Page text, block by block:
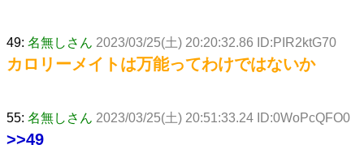
49: 名無しさん 2023/03/25(土) 20:20:32.86 ID:PIR2ktG70
カロリーメイトは万能ってわけではないか
55: 名無しさん 2023/03/25(土) 20:51:33.24 ID:0WoPcQFO0
>>49